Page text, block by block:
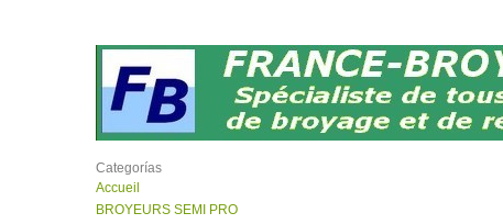
Categorías
Accueil
BROYEURS SEMI PRO